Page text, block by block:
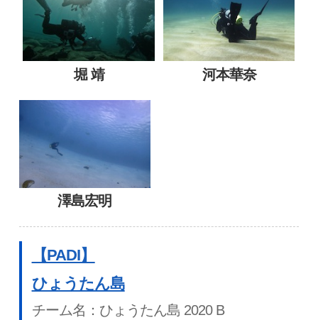
堀 靖 河本華奈
澤島宏明
【PADI】
ひょうたん島
チーム名：ひょうたん島 2020 B